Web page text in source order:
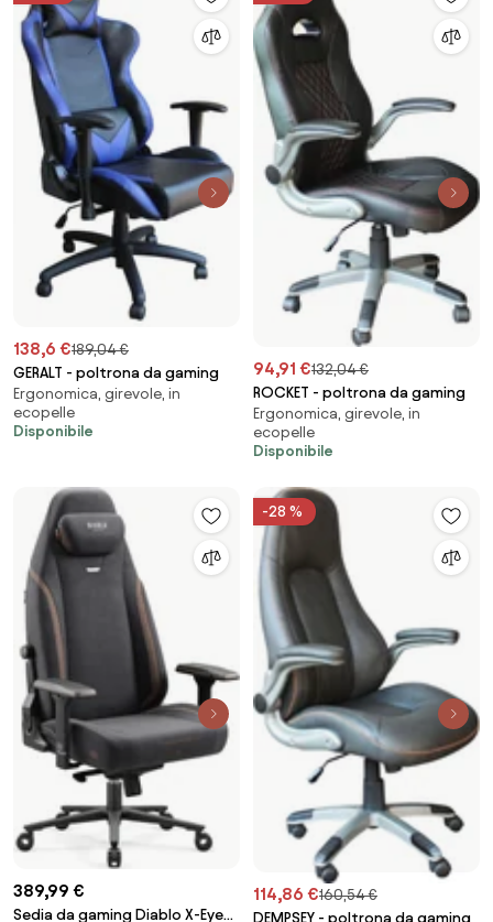
138,6 €189,04 €
GERALT - poltrona da gaming
Ergonomica, girevole, in
ecopelle
Disponibile
94,91 €132,04 €
ROCKET - poltrona da gaming
Ergonomica, girevole, in
ecopelle
Disponibile
389,99 €
Sedia da gaming Diablo X-Eye
-28 %
114,86 €160,54 €
DEMPSEY - poltrona da gaming